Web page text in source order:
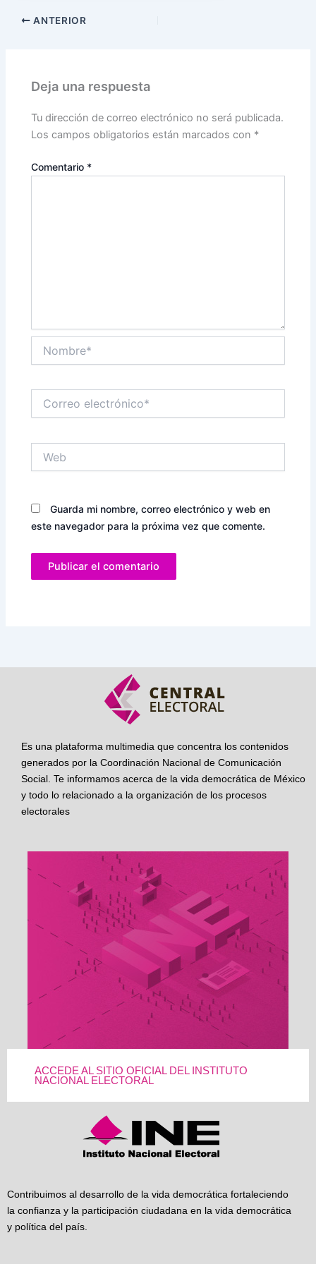
ANTERIOR
Deja una respuesta
Tu dirección de correo electrónico no será publicada.
Los campos obligatorios están marcados con *
Comentario *
electrónico*
Guarda mi nombre, correo electrónico y web en
este navegador para la próxima vez que comente.
Es una plataforma multimedia que concentra los contenidos
generados por la Coordinación Nacional de Comunicación
Social. Te informamos acerca de la vida democrática de México
y todo lo relacionado a la organización de los procesos
electorales
ACCEDE AL SITIO OFICIAL DEL INSTITUTO
NACIONAL ELECTORAL
Contribuimos al desarrollo de la vida democrática fortaleciendo
la confianza y la participación ciudadana en la vida democrática
y política del país.